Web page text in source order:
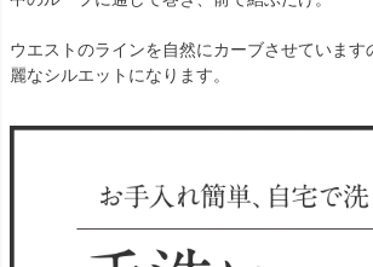
ウエストのラインを自然にカーブさせています
麗なシルエットになります。